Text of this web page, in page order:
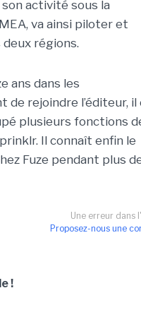
son activité sous la
va ainsi piloter et
régions.
ans dans les
de rejoindre l’éditeur,
plusieurs fonctions
Il connaît enfin le
Fuze pendant plus
Une erreur dans
Proposez-nous une
!